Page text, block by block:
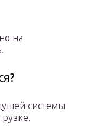
на
системы